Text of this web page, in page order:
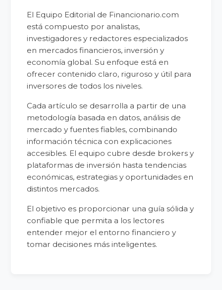
El Equipo Editorial de Financionario.com
está compuesto por analistas,
investigadores y redactores especializados
en mercados financieros, inversión y
economía global. Su enfoque está en
ofrecer contenido claro, riguroso y útil para
inversores de todos los niveles.
Cada artículo se desarrolla a partir de una
metodología basada en datos, análisis de
mercado y fuentes fiables, combinando
información técnica con explicaciones
accesibles. El equipo cubre desde brokers y
plataformas de inversión hasta tendencias
económicas, estrategias y oportunidades en
distintos mercados.
El objetivo es proporcionar una guía sólida y
confiable que permita a los lectores
entender mejor el entorno financiero y
tomar decisiones más inteligentes.